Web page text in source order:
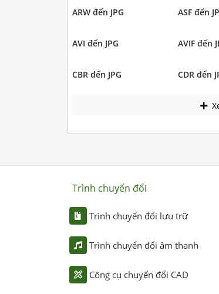
ARW đến JPG ASF đến
AVI đến JPG AVIF đến
CBR đến JPG CDR đến
Trình chuyển đổi
Trình chuyển đổi lưu trữ
Trình chuyển đổi âm thanh
Công cụ chuyển đổi CAD